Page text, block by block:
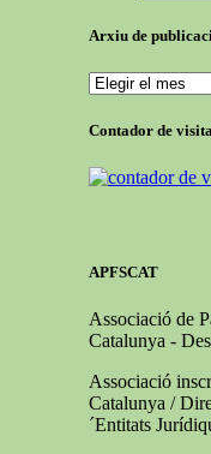
Arxiu de
Arxiu
publicacions
Contador de
APFSCAT
Associació de
Catalunya -
Associació
Catalunya /
´Entitats